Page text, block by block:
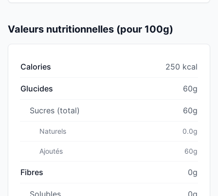
Valeurs nutritionnelles (pour 100g)
Calories 250 kcal
Glucides 60g
Sucres (total) 60g
Naturels 0.0g
Ajoutés 60g
Fibres 0g
Solubles 0g